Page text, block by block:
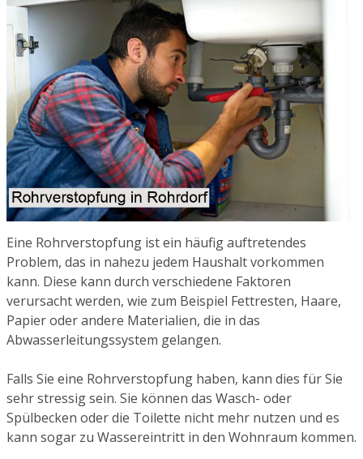
Eine Rohrverstopfung ist ein häufig auftretendes
Problem, das in nahezu jedem Haushalt vorkommen
kann. Diese kann durch verschiedene Faktoren
verursacht werden, wie zum Beispiel Fettresten, Haare,
Papier oder andere Materialien, die in das
Abwasserleitungssystem gelangen.
Falls Sie eine Rohrverstopfung haben, kann dies für Sie
sehr stressig sein. Sie können das Wasch- oder
Spülbecken oder die Toilette nicht mehr nutzen und es
kann sogar zu Wassereintritt in den Wohnraum kommen.